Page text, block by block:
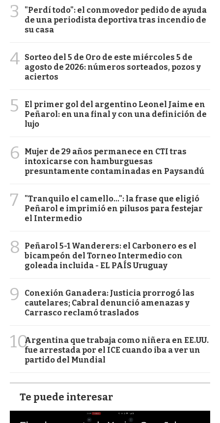
3
"Perdí todo": el conmovedor pedido de ayuda
de una periodista deportiva tras incendio de
su casa
4 Sorteo del 5 de Oro de este miércoles 5 de
agosto de 2026: números sorteados, pozos y
aciertos
5
El primer gol del argentino Leonel Jaime en
Peñarol: en una final y con una definición de
lujo
6
Mujer de 29 años permanece en CTI tras
intoxicarse con hamburguesas
presuntamente contaminadas en Paysandú
7
"Tranquilo el camello...": la frase que eligió
Peñarol e imprimió en pilusos para festejar
el Intermedio
8
Peñarol 5-1 Wanderers: el Carbonero es el
bicampeón del Torneo Intermedio con
goleada incluida - EL PAÍS Uruguay
9
Conexión Ganadera: Justicia prorrogó las
cautelares; Cabral denunció amenazas y
Carrasco reclamó traslados
10Argentina que trabaja como niñera en EE.UU.
fue arrestada por el ICE cuando iba a ver un
partido del Mundial
Te puede interesar